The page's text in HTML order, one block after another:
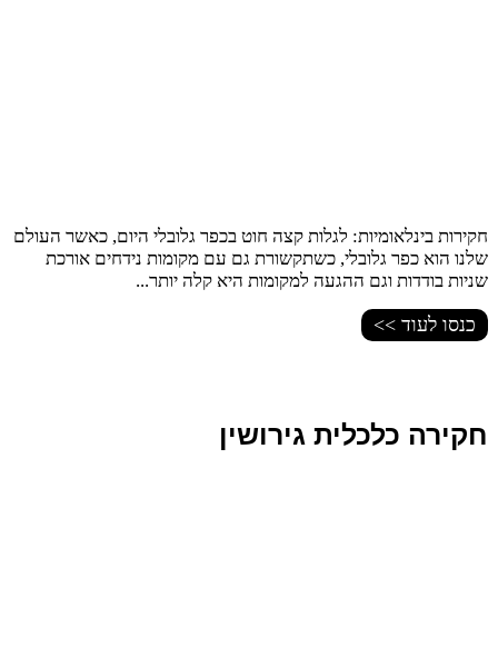
חקירות בינלאומיות: לגלות קצה חוט בכפר גלובלי היום, כאשר העולם
שלנו הוא כפר גלובלי, כשתקשורת גם עם מקומות נידחים אורכת
שניות בודדות וגם ההגעה למקומות היא קלה יותר...
כנסו לעוד >>
חקירה כלכלית גירושין